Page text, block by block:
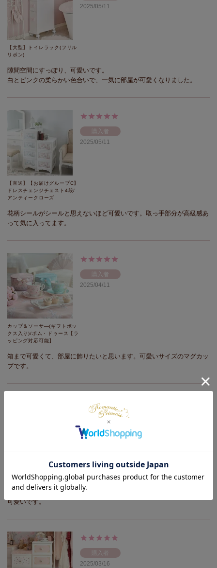
【大型】トイレラック(フリル
リボン)
2025/05/11
隙間空間にすっぽり、可愛いです。
白とピンクの柔らかい色合いで、一気に部屋が可愛くなりました。
【直送】【お届けグループC】
ドレスチェンジチェスト4段/
アンティークローズ
購入者
2025/05/11
花柄シールがシールと思えないほど可愛いです。取っ手部分が高級感あ
って気に入ってます。
カップ＆ソーサ―(ギフトボッ
クス入り)/ポム・ドゥース【ラ
ッピング対応可能】
購入者
2025/04/11
箱まで可愛くて、部屋に飾りたいと思います。可愛いサイズのマグカッ
プです。
フリルエコバッグ/ポム・ドゥ
ース【ラッピング対応可能】
購入者
2025/04/11
フリルがとても可愛く、コンパクトになるのがとても良いです。花柄も
可愛いです。
購入者
2025/03/16